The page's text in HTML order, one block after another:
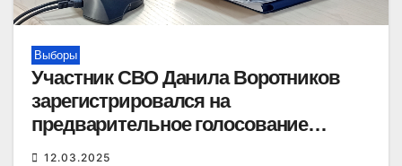
Выборы
Участник СВО Данила Воротников
зарегистрировался на
предварительное голосование
«Единой России»
12.03.2025